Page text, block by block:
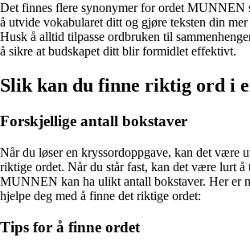
Det finnes flere synonymer for ordet MUNNEN
å utvide vokabularet ditt og gjøre teksten din
Husk å alltid tilpasse ordbruken til
å sikre at budskapet ditt blir formidlet effektivt.
Slik kan du finne riktig ord i
Forskjellige antall bokstaver
Når du løser en kryssordoppgave, kan det være
riktige ordet. Når du står fast, kan det være lurt å
MUNNEN kan ha ulikt antall bokstaver. Her er
hjelpe deg med å finne det riktige ordet:
Tips for å finne ordet